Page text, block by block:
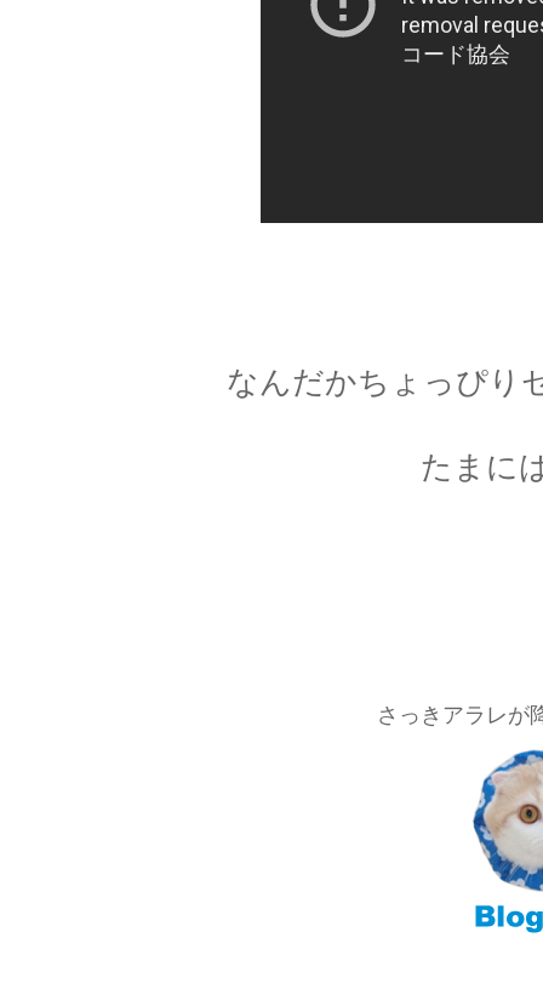
なんだかちょっぴり
たまに
さっきアラレが